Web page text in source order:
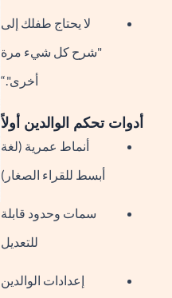
لا يحتاج طفلك إلى
"شرح كل شيء مرة
أخرى".“
أدوات تحكم الوالدين أولاً
أنماط عمرية (لغة
أبسط للقراء الصغار)
سمات وحدود قابلة
للتعديل
إعدادات الوالدين